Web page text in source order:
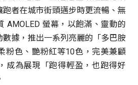
者在城市街頭邁步時更流暢、無
AMOLED 螢幕，以飽滿、靈動的
據，推出一系列亮麗的「多巴胺
粉色、艷粉紅等10色，完美兼顧
成為展現「跑得輕盈，也跑得好